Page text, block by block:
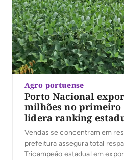
Agro portuense
Porto Nacional
milhões no primeiro
lidera ranking
Vendas se concentram em
prefeitura assegura total
Tricampeão estadual em